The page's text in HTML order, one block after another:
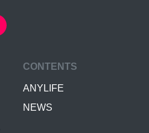
CONTENTS
ANYLIFE
NEWS